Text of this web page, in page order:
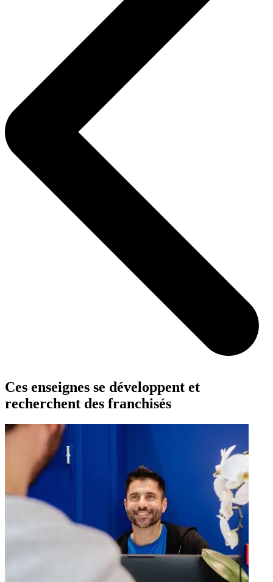
Ces enseignes se développent et
recherchent des franchisés